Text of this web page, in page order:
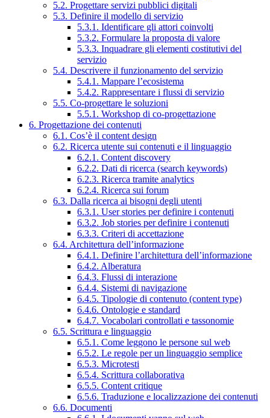
5.2. Progettare servizi pubblici digitali
5.3. Definire il modello di servizio
5.3.1. Identificare gli attori coinvolti
5.3.2. Formulare la proposta di valore
5.3.3. Inquadrare gli elementi costitutivi del
servizio
5.4. Descrivere il funzionamento del servizio
5.4.1. Mappare l’ecosistema
5.4.2. Rappresentare i flussi di servizio
5.5. Co-progettare le soluzioni
5.5.1. Workshop di co-progettazione
6. Progettazione dei contenuti
6.1. Cos’è il content design
6.2. Ricerca utente sui contenuti e il linguaggio
6.2.1. Content discovery
6.2.2. Dati di ricerca (search keywords)
6.2.3. Ricerca tramite analytics
6.2.4. Ricerca sui forum
6.3. Dalla ricerca ai bisogni degli utenti
6.3.1. User stories per definire i contenuti
6.3.2. Job stories per definire i contenuti
6.3.3. Criteri di accettazione
6.4. Architettura dell’informazione
6.4.1. Definire l’architettura dell’informazione
6.4.2. Alberatura
6.4.3. Flussi di interazione
6.4.4. Sistemi di navigazione
6.4.5. Tipologie di contenuto (content type)
6.4.6. Ontologie e standard
6.4.7. Vocabolari controllati e tassonomie
6.5. Scrittura e linguaggio
6.5.1. Come leggono le persone sul web
6.5.2. Le regole per un linguaggio semplice
6.5.3. Microtesti
6.5.4. Scrittura collaborativa
6.5.5. Content critique
6.5.6. Traduzione e localizzazione dei contenuti
6.6. Documenti